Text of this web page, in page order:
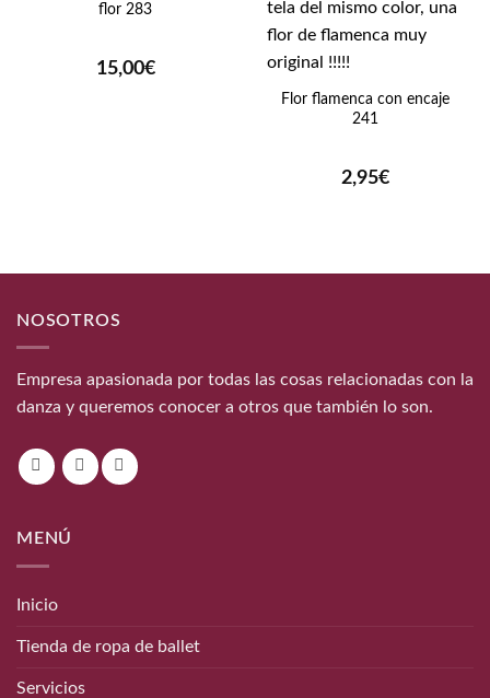
flor 283
15,00€
Flor flamenca con encaje
241
2,95€
NOSOTROS
Empresa apasionada por todas las cosas relacionadas con la
danza y queremos conocer a otros que también lo son.
MENÚ
Inicio
Tienda de ropa de ballet
Servicios